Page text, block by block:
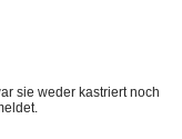
sie weder kastriert noch